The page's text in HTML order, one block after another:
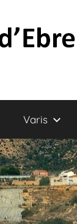
Varis